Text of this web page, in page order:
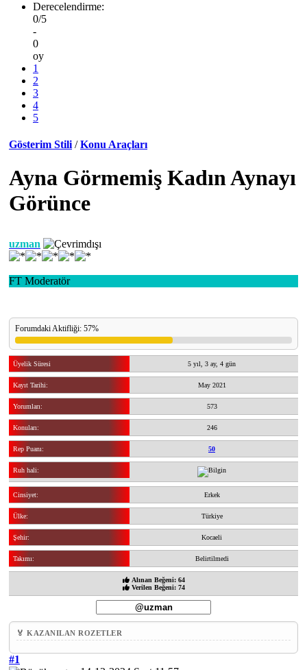
Derecelendirme:
0/5
-
0
oy
1
2
3
4
5
Gösterim Stili / Konu Araçları
Ayna Görmemiş Kadın Aynayı
Görünce
uzman
FT Moderatör
Forumdaki Aktifliği: 57%
Üyelik Süresi 5 yıl, 3 ay, 4 gün
Kayıt Tarihi: May 2021
Yorumları: 573
Konuları: 246
Rep Puanı: 50
Ruh hali:
Cinsiyet: Erkek
Ülke: Türkiye
Şehir: Kocaeli
Takımı: Belirtilmedi
Alınan Beğeni: 64
Verilen Beğeni: 74
🏅 KAZANILAN ROZETLER
#1